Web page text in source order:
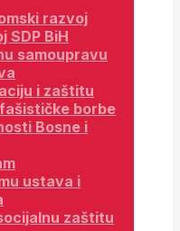
razvoj
SDP BiH
samoupravu
i zaštitu
borbe
Bosne i
ustava i
zaštitu